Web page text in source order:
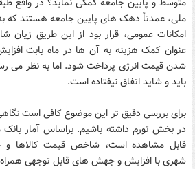
ملی، عمدتاً دهک های پایین جامعه هستند که
امکانات عمومی، قرار بود از این طریق زیان
عنوان کمک هزینه به آن ها در ماه بابت
شدن قیمت انرژی پرداخت شود. اما به نظر می
باید و شاید اتفاق نیفتاده است.
برای بررسی دقیق تر این موضوع کافی است
در بخش تورم داشته باشیم. براساس آمار
قابل مشاهده است، شاخص قیمت کالاها
شهری با افزایش و جهش های قابل توجهی